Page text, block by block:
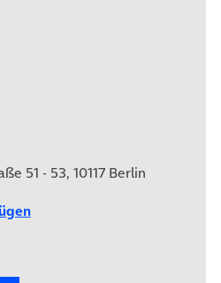
51 - 53, 10117 Berlin